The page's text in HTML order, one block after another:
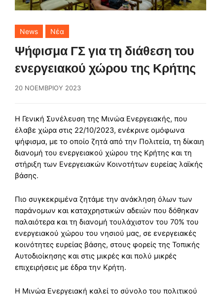
News Νέα
Ψήφισμα ΓΣ για τη διάθεση του
ενεργειακού χώρου της Κρήτης
20 ΝΟΕΜΒΡΊΟΥ 2023
Η Γενική Συνέλευση της Μινώα Ενεργειακής, που
έλαβε χώρα στις 22/10/2023, ενέκρινε ομόφωνα
ψήφισμα, με το οποίο ζητά από την Πολιτεία, τη δίκαιη
διανομή του ενεργειακού χώρου της Κρήτης και τη
στήριξη των Ενεργειακών Κοινοτήτων ευρείας λαϊκής
βάσης.
Πιο συγκεκριμένα ζητάμε την ανάκληση όλων των
παράνομων και καταχρηστικών αδειών που δόθηκαν
παλαιότερα και τη διανομή τουλάχιστον του 70% του
ενεργειακού χώρου του νησιού μας, σε ενεργειακές
κοινότητες ευρείας βάσης, στους φορείς της Τοπικής
Αυτοδιοίκησης και στις μικρές και πολύ μικρές
επιχειρήσεις με έδρα την Κρήτη.
Η Μινώα Ενεργειακή καλεί το σύνολο του πολιτικού